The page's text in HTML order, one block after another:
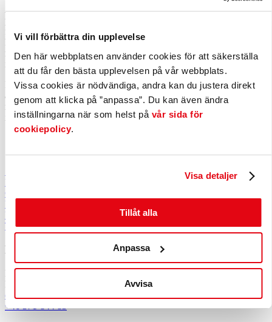
Vi vill förbättra din upplevelse
Den här webbplatsen använder cookies för att säkerställa
att du får den bästa upplevelsen på vår webbplats.
Vissa cookies är nödvändiga, andra kan du justera direkt
genom att klicka på ”anpassa”. Du kan även ändra
inställningarna när som helst på vår sida för
cookiepolicy.
Visa detaljer
Tillåt alla
Anpassa
Avvisa
Att matcha företagens behov med rätt kompetens är en av våra
prioriterade uppgifter. Vi arbetar för att skapa de bästa
förutsättningarna för näringslivet att hitta, utveckla och behålla den
kompetens som krävs – både nu och i framtiden. Genom samverkan
med näringslivet och olika utbildningsaktörer är vi med och driver
initiativ som stärker kompetensförsörjningen i kommunen.
Initiativ som bland annat SKAL, Ung Företagsamhet och PRAO är
alla viktiga delar i att skapa utbildande möten mellan elever och vårt
näringsliv, och säkra en relevant och hållbar kompetensförsörjning
inför framtiden.
PRAO
Campus Gislaved
Ung Företagsamhet
UngDrive
Teknikcollege
Kontakta oss
Ellen Åkesson
Näringslivsutvecklare, Enter Gislaved
ellen@entergislaved.se
+46 371-844 83